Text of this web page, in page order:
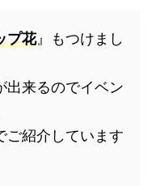
プ花』もつけまし
出来るのでイベン
ご紹介しています